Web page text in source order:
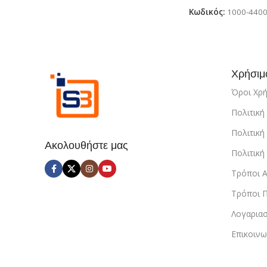
Κωδικός: 1000-
Ακολουθήστε μας
Όροι
Τρόποι
Τρόποι